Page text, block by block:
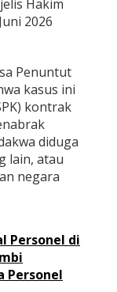
Hakim
2026
Penuntut
kasus ini
kontrak
diduga
lain, atau
negara
Personel di
Personel